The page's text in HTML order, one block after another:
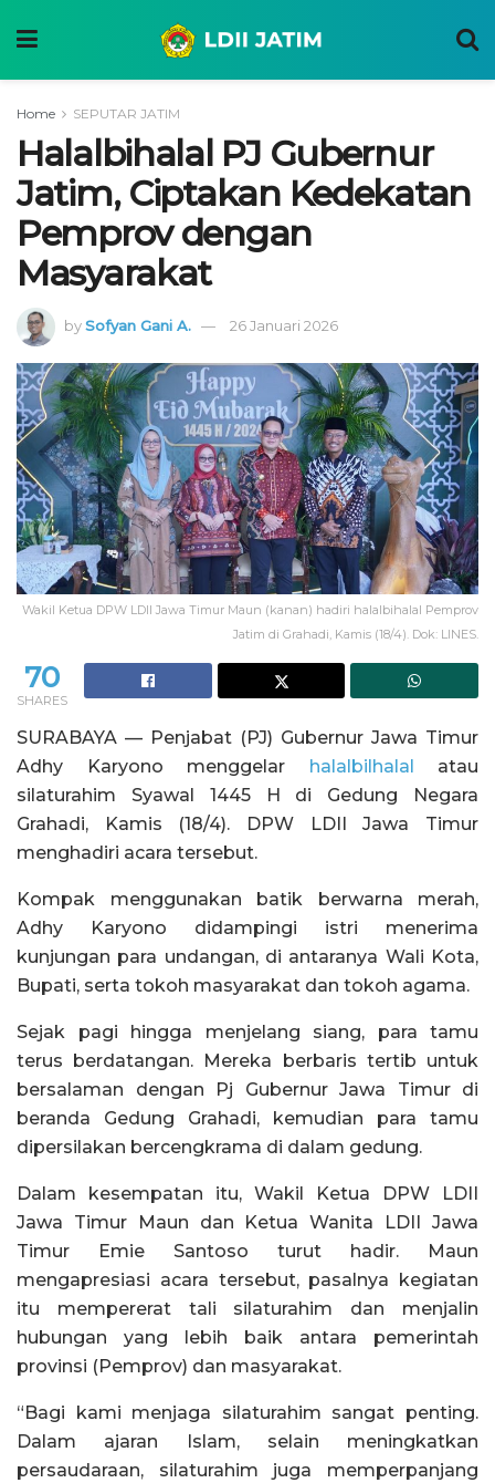
Home SEPUTAR JATIM
Halalbihalal PJ Gubernur
Jatim, Ciptakan Kedekatan
Pemprov dengan
Masyarakat
bySofyan Gani A. 26 Januari 2026
Wakil Ketua DPW LDII Jawa Timur Maun (kanan) hadiri halalbihalal Pemprov
Jatim di Grahadi, Kamis (18/4). Dok: LINES.
70
SHARES
SURABAYA — Penjabat (PJ) Gubernur Jawa Timur
Adhy Karyono menggelar halalbilhalal atau
silaturahim Syawal 1445 H di Gedung Negara
Grahadi, Kamis (18/4). DPW LDII Jawa Timur
menghadiri acara tersebut.
Kompak menggunakan batik berwarna merah,
Adhy Karyono didampingi istri menerima
kunjungan para undangan, di antaranya Wali Kota,
Bupati, serta tokoh masyarakat dan tokoh agama.
Sejak pagi hingga menjelang siang, para tamu
terus berdatangan. Mereka berbaris tertib untuk
bersalaman dengan Pj Gubernur Jawa Timur di
beranda Gedung Grahadi, kemudian para tamu
dipersilakan bercengkrama di dalam gedung.
Dalam kesempatan itu, Wakil Ketua DPW LDII
Jawa Timur Maun dan Ketua Wanita LDII Jawa
Timur Emie Santoso turut hadir. Maun
mengapresiasi acara tersebut, pasalnya kegiatan
itu mempererat tali silaturahim dan menjalin
hubungan yang lebih baik antara pemerintah
provinsi (Pemprov) dan masyarakat.
“Bagi kami menjaga silaturahim sangat penting.
Dalam ajaran Islam, selain meningkatkan
persaudaraan, silaturahim juga memperpanjang